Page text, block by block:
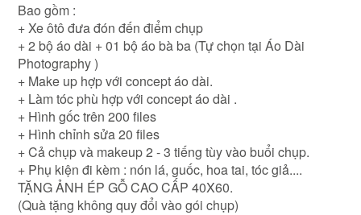
Bao gồm :
+ Xe ôtô đưa đón đến điểm chụp
+ 2 bộ áo dài + 01 bộ áo bà ba (Tự chọn tại Áo Dài
Photography )
+ Make up hợp với concept áo dài.
+ Làm tóc phù hợp với concept áo dài .
+ Hình gốc trên 200 files
+ Hình chỉnh sửa 20 files
+ Cả chụp và makeup 2 - 3 tiếng tùy vào buổi chụp.
+ Phụ kiện đi kèm : nón lá, guốc, hoa tai, tóc giả....
TẶNG ẢNH ÉP GỖ CAO CẤP 40X60.
(Quà tặng không quy đổi vào gói chụp)